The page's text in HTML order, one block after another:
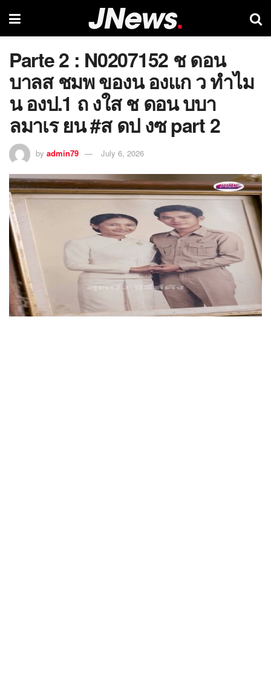
Parte 2 : N0207152 ช ดอน
บาลส ชมพ ของน องแก ว ทำไม
น องป.1 ถ งใส ช ดอน บบา
ลมาเร ยน #ส ดป งซ part 2
by admin79 July 6, 2026